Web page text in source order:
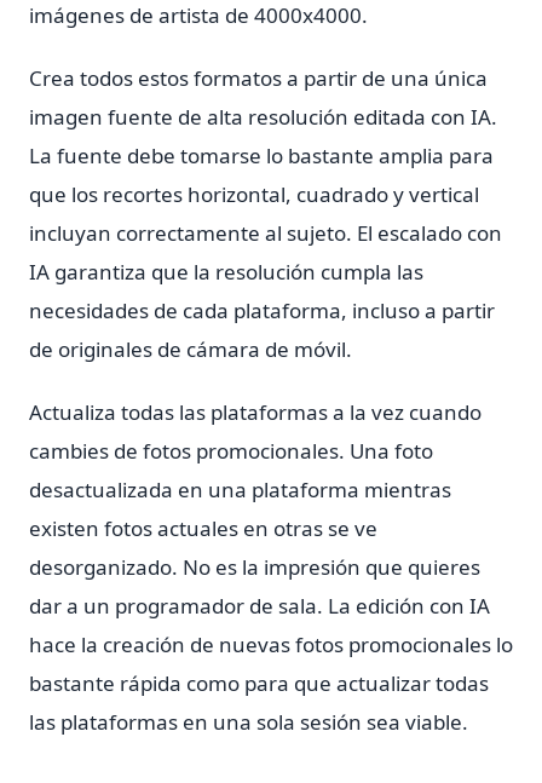
imágenes de artista de 4000x4000.
Crea todos estos formatos a partir de una única
imagen fuente de alta resolución editada con IA.
La fuente debe tomarse lo bastante amplia para
que los recortes horizontal, cuadrado y vertical
incluyan correctamente al sujeto. El escalado con
IA garantiza que la resolución cumpla las
necesidades de cada plataforma, incluso a partir
de originales de cámara de móvil.
Actualiza todas las plataformas a la vez cuando
cambies de fotos promocionales. Una foto
desactualizada en una plataforma mientras
existen fotos actuales en otras se ve
desorganizado. No es la impresión que quieres
dar a un programador de sala. La edición con IA
hace la creación de nuevas fotos promocionales lo
bastante rápida como para que actualizar todas
las plataformas en una sola sesión sea viable.